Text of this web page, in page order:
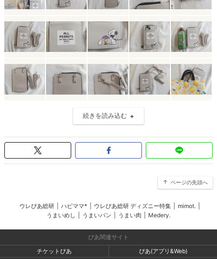
続きを読み込む
ページの先頭へ
ウレぴあ総研 ハピママ* ウレぴあ総研 ディズニー特集 mimot.
うまいめし
うまいパン うまい肉 Medery.
ぴあ関連サイト
チケットぴあ
ぴあ(アプリ&Web)